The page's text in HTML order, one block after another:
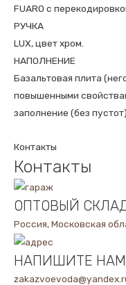
FUARO с
РУЧКА
LUX, цвет хром.
НАПОЛНЕНИЕ
Базальтовая плита
повышенными
заполнение (без пустот)
Контакты
Контакты
ОПТОВЫЙ
Россия, Московская
НАПИШИТЕ НАМ